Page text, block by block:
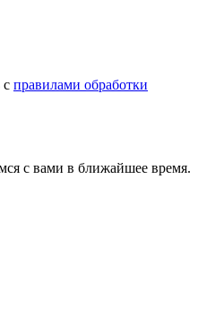
с правилами обработки
с вами в ближайшее время.